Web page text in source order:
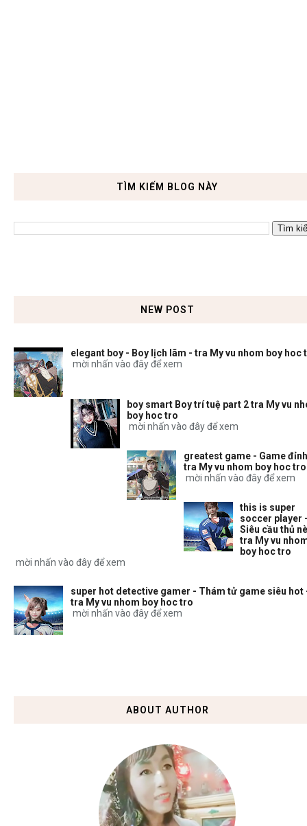
TÌM KIẾM BLOG NÀY
NEW POST
elegant boy - Boy lịch lãm - tra My vu nhom boy hoc
mời nhấn vào đây để xem
boy smart Boy trí tuệ part 2 tra My vu
boy hoc tro
mời nhấn vào đây để xem
greatest game - Game
tra My vu nhom boy hoc tro
mời nhấn vào đây để xem
this is super
soccer player
Siêu cầu thủ
tra My vu
boy hoc tro
mời nhấn vào đây để xem
super hot detective gamer - Thám tử game siêu hot
tra My vu nhom boy hoc tro
mời nhấn vào đây để xem
ABOUT AUTHOR